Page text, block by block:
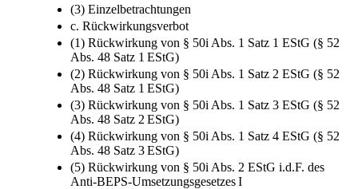
(3) Einzelbetrachtungen
c. Rückwirkungsverbot
(1) Rückwirkung von § 50i Abs. 1 Satz 1 EStG (§ 52
Abs. 48 Satz 1 EStG)
(2) Rückwirkung von § 50i Abs. 1 Satz 2 EStG (§ 52
Abs. 48 Satz 1 EStG)
(3) Rückwirkung von § 50i Abs. 1 Satz 3 EStG (§ 52
Abs. 48 Satz 2 EStG)
(4) Rückwirkung von § 50i Abs. 1 Satz 4 EStG (§ 52
Abs. 48 Satz 3 EStG)
(5) Rückwirkung von § 50i Abs. 2 EStG i.d.F. des
Anti-BEPS-Umsetzungsgesetzes I